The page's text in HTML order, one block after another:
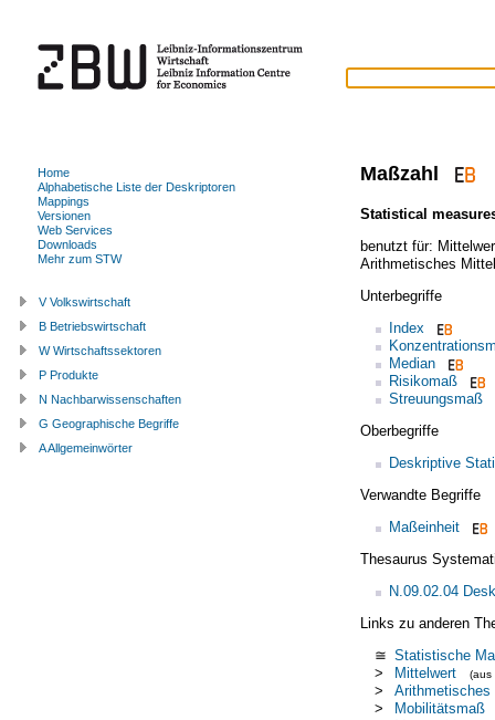
Maßzahl
Statistical
benutzt für:
Arithmetisches Mittel
Unterbegriffe
Index
Median
Risikomaß
Streuungsmaß
Oberbegriffe
Deskriptive
Verwandte Begriffe
Maßeinheit
Thesaurus
N.09.02.04
Links zu anderen
≅ Statistische
>
Mittelwert (aus
>
Arithmetisches
>
Mobilitätsmaß
Home
Alphabetische Liste der Deskriptoren
Mappings
Versionen
Web Services
Downloads
Mehr zum STW
V Volkswirtschaft
B Betriebswirtschaft
W Wirtschaftssektoren
P Produkte
N Nachbarwissenschaften
G Geographische Begriffe
A Allgemeinwörter